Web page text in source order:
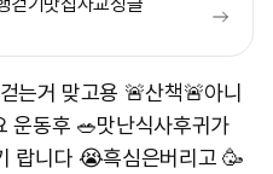
는거 맞고용 🚨산책🚨아니
운동후 🥗맛난식사후귀가
랍니다 😭흑심은버리고 🥳